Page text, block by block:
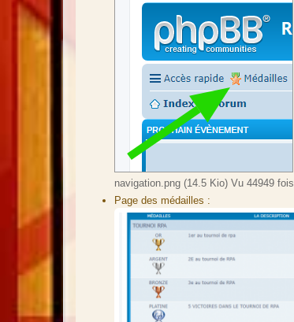
navigation.png (14.5 Kio) Vu 44949 fois
Page des médailles :